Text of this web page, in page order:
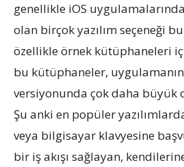
genellikle iOS
olan birçok yazılım seçeneği
özellikle örnek kütüphaneleri
bu kütüphaneler,
versiyonunda çok daha büyük
Şu anki en popüler
veya bilgisayar klavyesine
bir iş akışı sağlayan,